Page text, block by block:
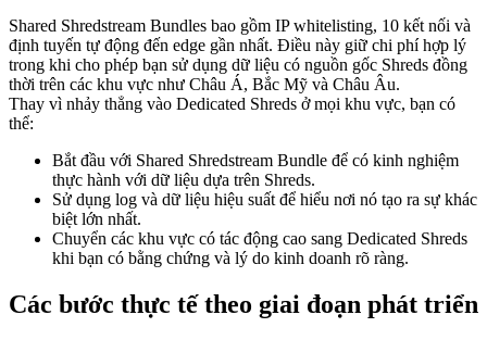
Shared Shredstream Bundles bao gồm IP whitelisting, 10 kết nối và
định tuyến tự động đến edge gần nhất. Điều này giữ chi phí hợp lý
trong khi cho phép bạn sử dụng dữ liệu có nguồn gốc Shreds đồng
thời trên các khu vực như Châu Á, Bắc Mỹ và Châu Âu.
Thay vì nhảy thẳng vào Dedicated Shreds ở mọi khu vực, bạn có
thể:
Bắt đầu với Shared Shredstream Bundle để có kinh nghiệm
thực hành với dữ liệu dựa trên Shreds.
Sử dụng log và dữ liệu hiệu suất để hiểu nơi nó tạo ra sự khác
biệt lớn nhất.
Chuyển các khu vực có tác động cao sang Dedicated Shreds
khi bạn có bằng chứng và lý do kinh doanh rõ ràng.
Các bước thực tế theo giai đoạn phát triển